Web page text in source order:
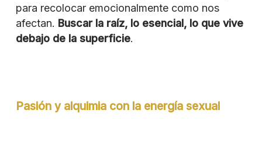
para recolocar emocionalmente como nos
afectan. Buscar la raíz, lo esencial, lo que vive
debajo de la superficie.
Pasión y alquimia con la energía sexual